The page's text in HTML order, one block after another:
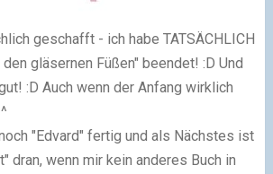
geschafft - ich habe TATSÄCHLICH
gläsernen Füßen" beendet! :D Und
:D Auch wenn der Anfang wirklich
"Edvard" fertig und als Nächstes ist
dran, wenn mir kein anderes Buch in